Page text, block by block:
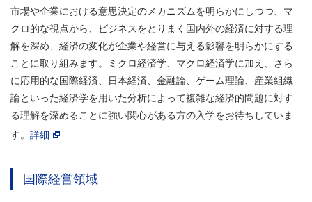
市場や企業における意思決定のメカニズムを明らかにしつつ、マ
クロ的な視点から、ビジネスをとりまく国内外の経済に対する理
解を深め、経済の変化が企業や経営に与える影響を明らかにする
ことに取り組みます。ミクロ経済学、マクロ経済学に加え、さら
に応用的な国際経済、日本経済、金融論、ゲーム理論、産業組織
論といった経済学を用いた分析によって複雑な経済的問題に対す
る理解を深めることに強い関心がある方の入学をお待ちしていま
す。 詳細
国際経営領域